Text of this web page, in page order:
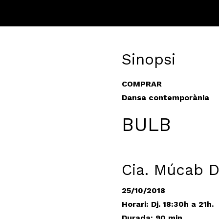
Sinopsi
COMPRAR
Dansa contemporània
BULB
Cia. Múcab
25/10/2018
Horari: Dj. 18:30h a 21h.